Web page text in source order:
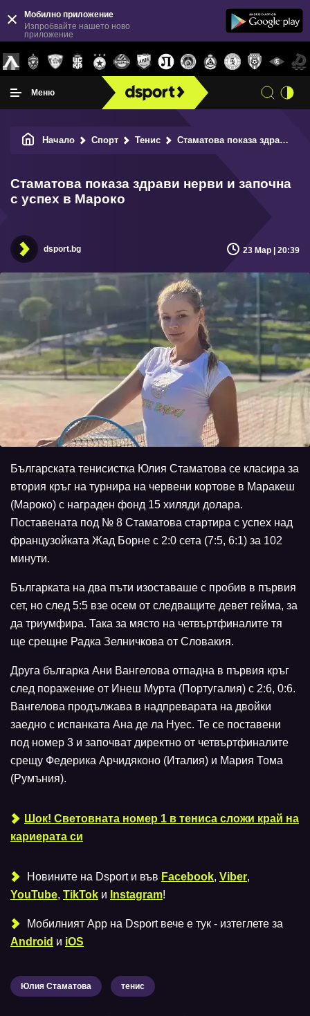
Мобилно приложение
Изпробвайте нашето ново
приложение
Меню
Начало Спорт Тенис Стаматова показа здрави нерви и започна с успех в Мароко
Стаматова показа здрави нерви и започна
с успех в Мароко
dsport.bg 23 Мар | 20:39
Българската тенисистка Юлия Стаматова се класира за
втория кръг на турнира на червени кортове в Маракеш
(Мароко) с награден фонд 15 хиляди долара.
Поставената под № 8 Стаматова стартира с успех над
французойката Жад Борне с 2:0 сета (7:5, 6:1) за 102
минути.
Българката на два пъти изоставаше с пробив в първия
сет, но след 5:5 взе осем от следващите девет гейма, за
да триумфира. Така за място на четвъртфиналите тя
ще срещне Радка Зелничкова от Словакия.
Друга българка Ани Вангелова отпадна в първия кръг
след поражение от Инеш Мурта (Португалия) с 2:6, 0:6.
Вангелова продължава в надпреварата на двойки
заедно с испанката Ана де ла Нуес. Те се поставени
под номер 3 и започват директно от четвъртфиналите
срещу Федерика Арчидяконо (Италия) и Мария Тома
(Румъния).
Шок! Световната номер 1 в тениса сложи край на
кариерата си
Новините на Dsport и във Facebook, Viber,
YouTube, TikTok и Instagram!
Мобилният Аpp на Dsport вече е тук - изтеглете за
Android и iOS
Юлия Стаматова тенис